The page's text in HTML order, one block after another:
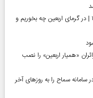
توصیه‌های تغذیه‌ای برای زائران اربعین ۱۴۰۵ | در گرمای اربعین چه بخوریم و
«همیار اربعین» را نصب
| ثبت‌نام در سامانه سماح را به روز‌های آخر